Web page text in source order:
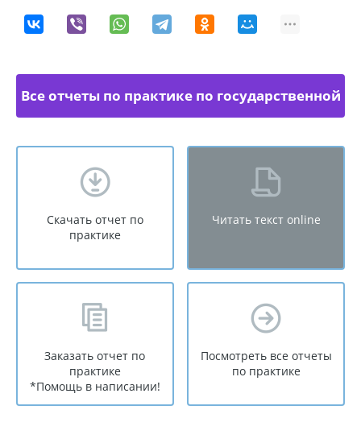
Все отчеты по практике по государственной
Скачать отчет по
практике
Читать текст online
Заказать отчет по
практике
*Помощь в написании!
Посмотреть все отчеты
по практике